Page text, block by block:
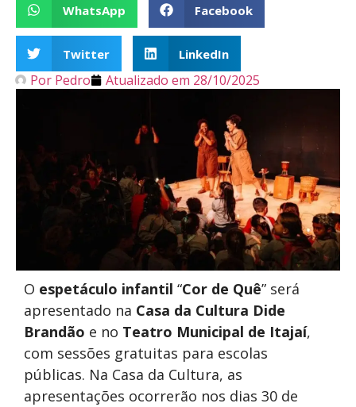
WhatsApp Facebook
Twitter LinkedIn
Por Pedro Atualizado em 28/10/2025
O espetáculo infantil “Cor de Quê” será
apresentado na Casa da Cultura Dide
Brandão e no Teatro Municipal de Itajaí,
com sessões gratuitas para escolas
públicas. Na Casa da Cultura, as
apresentações ocorrerão nos dias 30 de